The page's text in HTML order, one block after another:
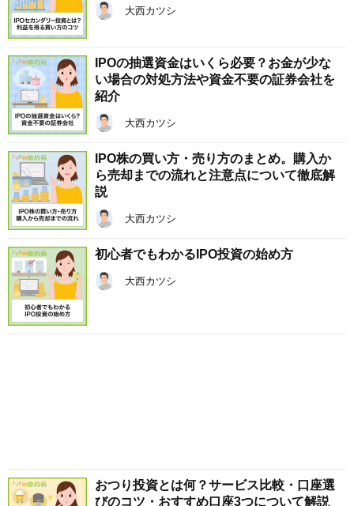
大西カツシ
IPOの抽選資金はいくら必要？お金が少な
い場合の対処方法や資金不要の証券会社を
紹介
大西カツシ
IPO株の買い方・売り方のまとめ。購入か
ら売却までの流れと注意点について徹底解
説
大西カツシ
初心者でもわかるIPO投資の始め方
大西カツシ
おつり投資とは何？サービス比較・口座選
びのコツ・おすすめ口座3つについて解説